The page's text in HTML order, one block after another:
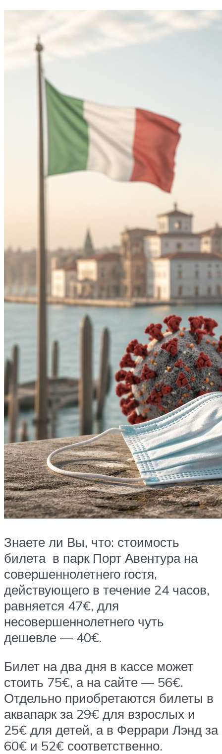
Знаете ли Вы, что: стоимость
билета в парк Порт Авентура на
совершеннолетнего гостя,
действующего в течение 24 часов,
равняется 47€, для
несовершеннолетнего чуть
дешевле — 40€.
Билет на два дня в кассе может
стоить 75€, а на сайте — 56€.
Отдельно приобретаются билеты в
аквапарк за 29€ для взрослых и
25€ для детей, а в Феррари Лэнд за
60€ и 52€ соответственно.